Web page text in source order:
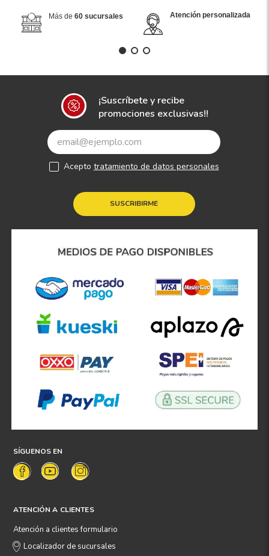
Más de 60 sucursales Atención personalizada
¡Suscríbete y recibe
promociones exclusivas!!
SUSCRIBIRME
Acepto tratamiento de datos personales
SÍGUENOS EN
ATENCIÓN A CLIENTES
Atención a clientes formulario
Localizador de sucursales